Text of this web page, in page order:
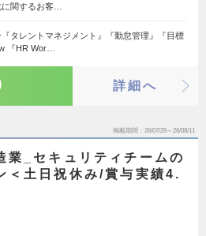
関するお客…
タレントマネジメント』『勤怠管理』『目標
『HR Wor…
詳細へ
掲載期間 26/07/29～26/08/11
業_セキュリティチームの
＜土日祝休み/賞与実績4.